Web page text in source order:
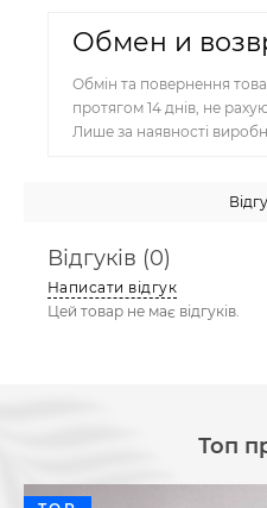
Обмен и
Обмін та повернення
протягом 14 днів, не
Лише за наявності
Відгуків (0)
Написати відгук
Цей товар не має відгуків.
Топ